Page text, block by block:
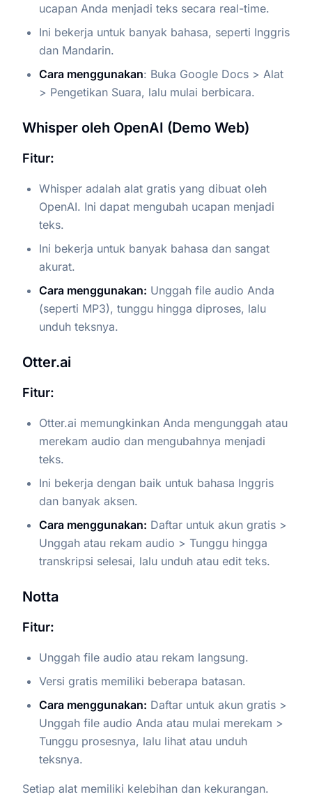
ucapan Anda menjadi teks secara real-time.
Ini bekerja untuk banyak bahasa, seperti Inggris
dan Mandarin.
Cara menggunakan: Buka Google Docs > Alat
> Pengetikan Suara, lalu mulai berbicara.
Whisper oleh OpenAI (Demo Web)
Fitur:
Whisper adalah alat gratis yang dibuat oleh
OpenAI. Ini dapat mengubah ucapan menjadi
teks.
Ini bekerja untuk banyak bahasa dan sangat
akurat.
Cara menggunakan: Unggah file audio Anda
(seperti MP3), tunggu hingga diproses, lalu
unduh teksnya.
Otter.ai
Fitur:
Otter.ai memungkinkan Anda mengunggah atau
merekam audio dan mengubahnya menjadi
teks.
Ini bekerja dengan baik untuk bahasa Inggris
dan banyak aksen.
Cara menggunakan: Daftar untuk akun gratis >
Unggah atau rekam audio > Tunggu hingga
transkripsi selesai, lalu unduh atau edit teks.
Notta
Fitur:
Unggah file audio atau rekam langsung.
Versi gratis memiliki beberapa batasan.
Cara menggunakan: Daftar untuk akun gratis >
Unggah file audio Anda atau mulai merekam >
Tunggu prosesnya, lalu lihat atau unduh
teksnya.
Setiap alat memiliki kelebihan dan kekurangan.